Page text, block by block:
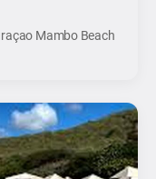
Mambo Beach